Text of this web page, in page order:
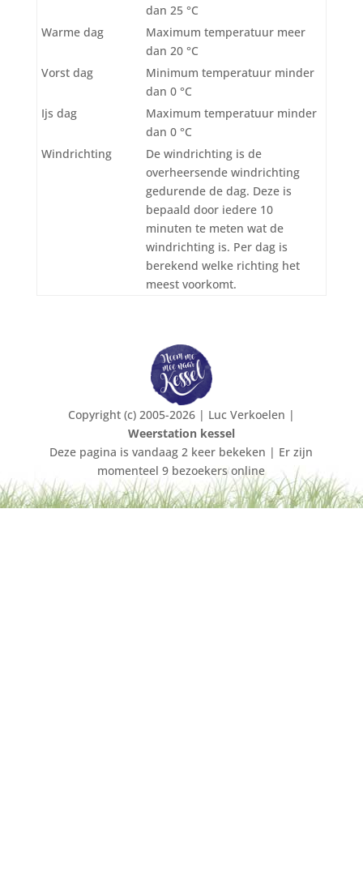
dan 25 °C
Warme dag
Maximum temperatuur meer
dan 20 °C
Vorst dag
Minimum temperatuur minder
dan 0 °C
Ijs dag
Maximum temperatuur minder
dan 0 °C
Windrichting
De windrichting is de
overheersende windrichting
gedurende de dag. Deze is
bepaald door iedere 10
minuten te meten wat de
windrichting is. Per dag is
berekend welke richting het
meest voorkomt.
Copyright (c) 2005-2026 | Luc Verkoelen |
Weerstation kessel
Deze pagina is vandaag 2 keer bekeken | Er zijn
momenteel 9 bezoekers online